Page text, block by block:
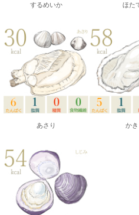
するめいか
あさり
ほた
かき